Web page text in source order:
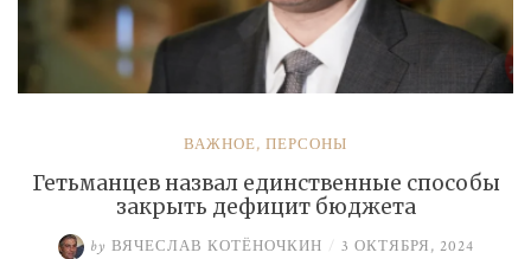
ВАЖНОЕ, ПЕРСОНЫ
Гетьманцев назвал единственные способы
закрыть дефицит бюджета
by ВЯЧЕСЛАВ КОТЁНОЧКИН / 3 ОКТЯБРЯ, 2024